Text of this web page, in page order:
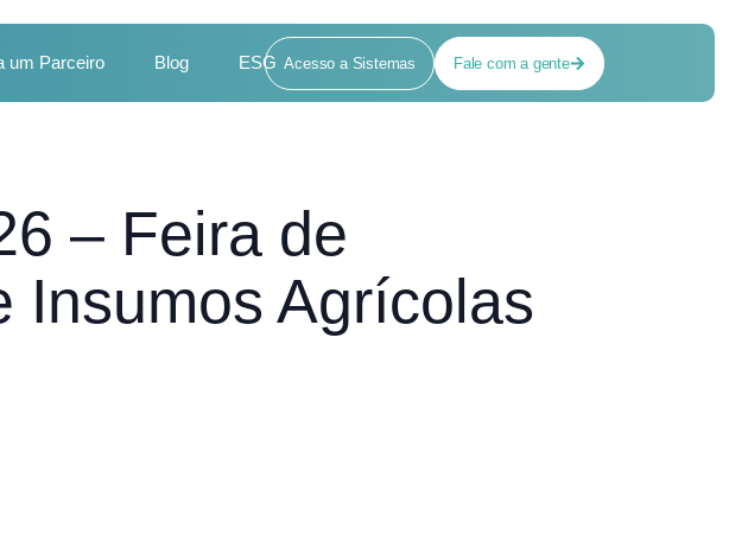
um Parceiro Blog ESG Acesso a Sistemas Fale com a gente
– Feira de
Insumos Agrícolas